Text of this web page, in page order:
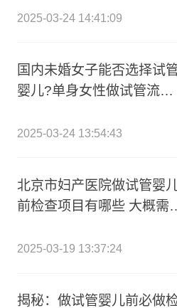
2025-03-24 14:41:09
国内未婚女子能否选择试
婴儿?单身女性做试管流程
2025-03-24 13:54:43
北京市妇产医院做试管婴
前检查项目有哪些 大概需
2025-03-19 13:37:24
揭秘：做试管婴儿前必做